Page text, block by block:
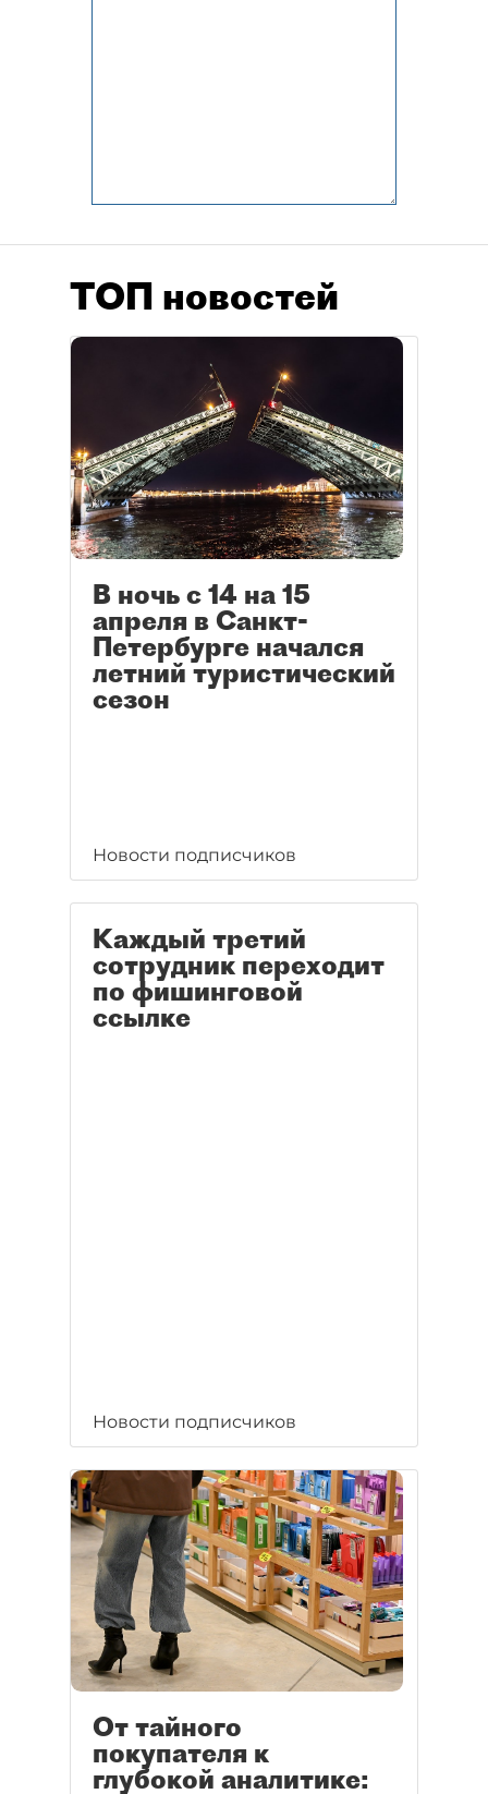
ТОП новостей
В ночь с 14 на 15
апреля в Санкт-
Петербурге начался
летний туристический
сезон
Новости подписчиков
Каждый третий
сотрудник переходит
по фишинговой
ссылке
Новости подписчиков
От тайного
покупателя к
глубокой аналитике: